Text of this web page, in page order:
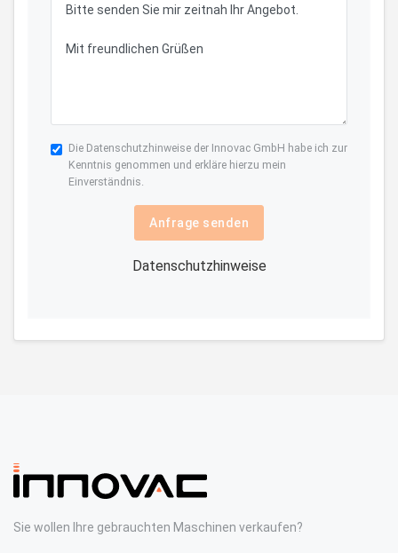
Die Datenschutzhinweise der Innovac GmbH habe ich zur
Kenntnis genommen und erkläre hierzu mein
Einverständnis.
Anfrage senden
Datenschutzhinweise
Sie wollen Ihre gebrauchten Maschinen verkaufen?